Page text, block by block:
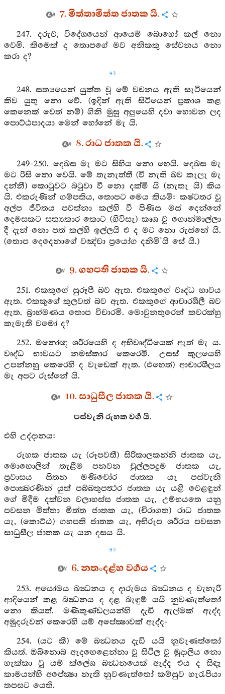
7. මිත්තාමිත්ත ජාතක යි.
247. දරුව, විදේශයෙන් ආයෙම් බොහෝ කල් නො
වෙමි. කිමෙක් ද තොපගේ මව අනිකකු සේවනය නො
කරා ද?
93
248. සත්‍යයෙන් යුක්ත වූ මේ වචනය ඇති සැටියෙන්
කිව යුතු නො වේ. (ඉදින් ඇති සිටියෙන් ප්‍රකාශ කළ
කෙනෙක් වෙත් නම්) ගිනි මුසු අලුයෙහි දවා හොවන ලද
පොට්ඨපාදයා මෙන් හෝනේ මැ යි.
8. රාධ ජාතක යි.
249-250. දෙබස මැ මට සිහිය නො හෙයි. දෙබස මැ
මට රිසි නො වෙයි. මේ තැනැත්තී (වි නැති බව කැලැ මැ
දන්නී) කොටුවට බටුවා වී නො දක්මි යි (නැතැ යි) කිය
යි. එකරුණින් ගම්පතිය, තොපට මෙය කියමි: කෂ්ටතර වූ
අල්ප ජීවිතය පවත්නා කල්හි වී පිණිස මස් දෙන්නේ
දෙමසකට සත්‍යකාර කොට (ගිවිසැ) කෘශ වූ ගොන්මාල්ලා
දී දැන් නො පත් කල්හි ඉල්ලයි එ ද මට නො රුස්නේ යි.
(තොප දෙදෙනාගේ වඤ්චා ප්‍රයෝග දනිමි’යි සේ යි.)
9. ගහපති ජාතක යි.
251. එකකුගේ සුරූපී බව ඇත. එකකුගේ වෘද්ධ භාවය
ඇත. එකකුගේ කුලවත් බව ඇත. එකකුගේ ආචාරශීලී බව
ඇත. බ්‍රාහ්මණය තොප විචාරමි. මොවුනතුරෙන් කවරක්හු
කැමැති වමෝ ද?
252. මනෝඥ ශරීරයෙහි ද අභිවෘද්ධියෙක් ඇත් මැ ය.
වෘද්ධ භාවයට නමස්කාර කෙරෙමි. උසස් කුලයෙහි
උපන්නහු කෙරෙහි ද වැඩෙක් ඇත. (එහෙත්) ආචාරශීලය
මැ අපට රුස්නේ යි.
10. සාධුසීල ජාතක යි.
පස්වැනි රුහක වර්‍ග යි.
එහි උද්දානය:
රුහක ජාතක යැ (රූපවතී) සිරිකාලකන්නි ජාතක යැ,
මොහොලින් තැළීම පනවන චුල්ලපදුම ජාතක යැ,
ප්‍රවාසය සිතන මණිචෝර ජාතක යැ පස්වැනි
පොක්‍ඛරණින් යුත් පබ්බතුපත්‍ථර ජාතක යැ යළි වෙළඳුන්
ගේ මිදීම දක්වන වලාහස්ස ජාතක යැ, උම්භයතෙ යනු
පවසන මිත්තා මිත්ත ජාතක යැ, (චිරාගත) රාධ ජාතක
යැ, (කොට්ඨ) ගහපති ජාතක යැ, අභිරූප ශරීරය පවසන
සාධුසීල ජාතක යැ යන දසය යි.
95
6. නතංදළ්හ වර්‍ගය
253. අයෝමය බන්‍ධනය ද දාරුමය බන්‍ධනය ද වැහැරි
ආදියෙන් කළ බන්‍ධනය ද දළ බැඳුම් යයි නුවණැත්තෝ
නො කියත්. මණිකුණ්ඩලයන්හි දැඩි ඇල්මක් ඇද්ද
අඹුදරුවන් කෙරෙහි යම් අපේක්‍ෂාවක් ඇද්ද-
254. (යට කී) මේ බන්‍ධනය දැඩි යයි නුවැණත්තෝ
කියත්. ඔබිනොබ ඇදහෙළෙන්නා වූ සිථිල වූ මුදාලිය නො
හැක්කා වූ යම් ක්ලේශ බන්‍ධනයෙක් ඇද්ද එය ද සිඳැ
කාමයන්හි අපේක්‍ෂා නැති නුවණැත්තෝ කම්සුව හැරැපියා
තපසට යෙති.